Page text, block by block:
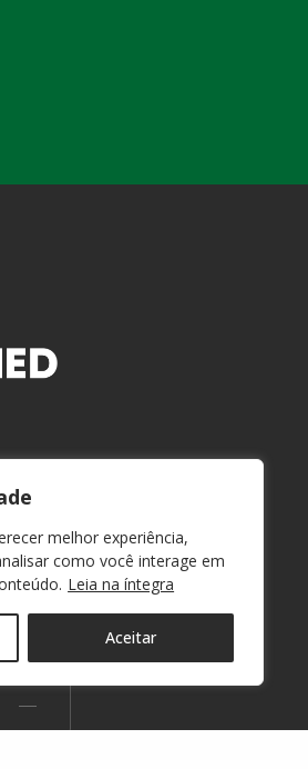
melhor experiência,
como você interage em
Leia na íntegra
Aceitar